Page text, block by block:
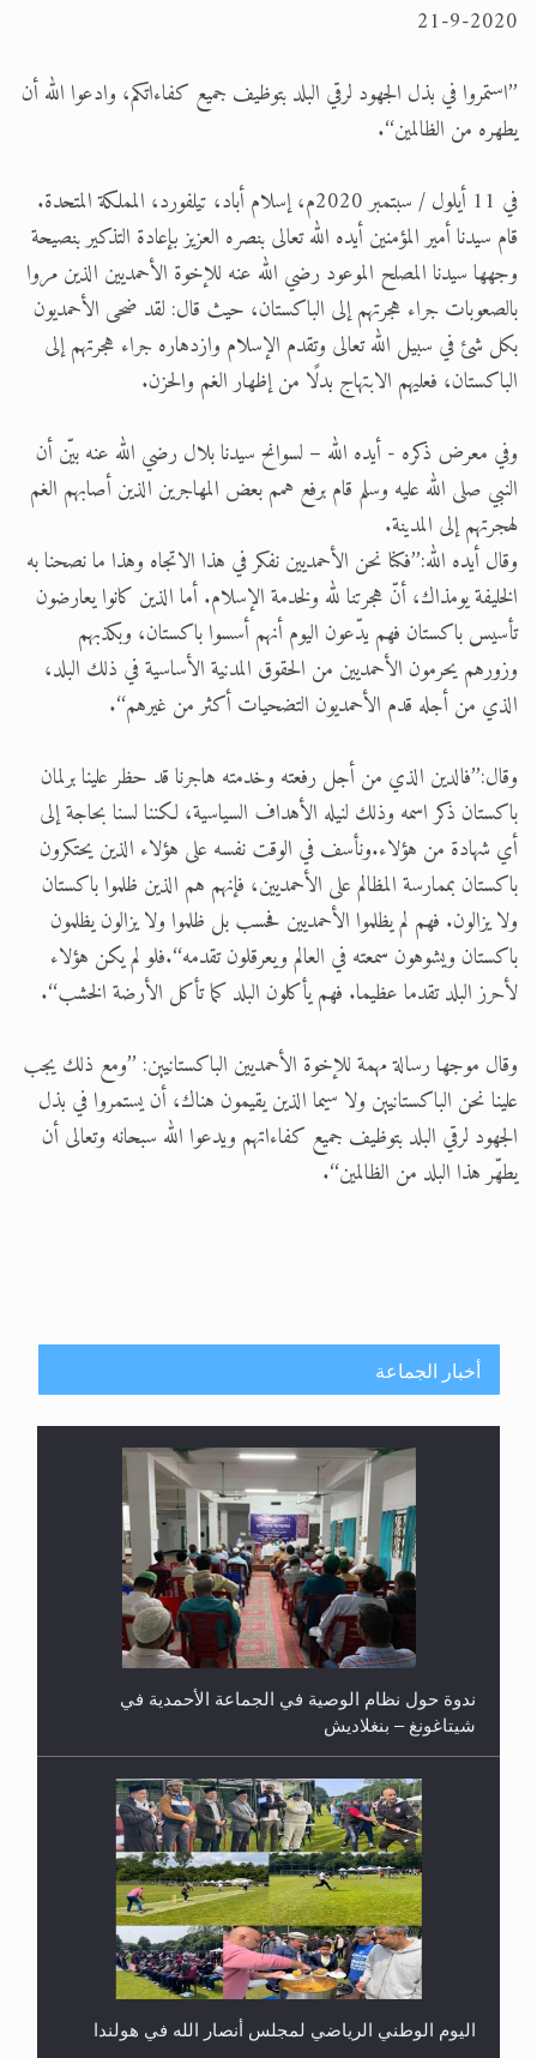
تعميم هامّ لأفراد الجماعة >> المزيد
21-9-2020
’’استمروا في بذل الجهود لرقي البلد بتوظيف جميع كفاءاتكم، وادعوا الله أن
يطهره من الظالمين‘‘.
في 11 أيلول / سبتمبر 2020م، إسلام أباد، تيلفورد، المملكة المتحدة.
قام سيدنا أمير المؤمنين أيده الله تعالى بنصره العزيز بإعادة التذكير بنصيحة
وجهها سيدنا المصلح الموعود رضي الله عنه للإخوة الأحمديين الذين مروا
بالصعوبات جراء هجرتهم إلى الباكستان، حيث قال: لقد ضحى الأحمديون
بكل شئ في سبيل الله تعالى وتقدم الإسلام وازدهاره جراء هجرتهم إلى
الباكستان، فعليهم الابتهاج بدلًا من إظهار الغم والحزن.
وفي معرض ذكره - أيده الله – لسوانح سيدنا بلال رضي الله عنه بيّن أن
النبي صلى الله عليه وسلم قام برفع همم بعض المهاجرين الذين أصابهم الغم
لهجرتهم إلى المدينة.
وقال أيده الله:’’فكنا نحن الأحمديين نفكر في هذا الاتجاه وهذا ما نصحنا به
الخليفة يومذاك، أنّ هجرتنا لله ولخدمة الإسلام. أما الذين كانوا يعارضون
تأسيس باكستان فهم يدّعون اليوم أنهم أسسوا باكستان، وبكذبهم
وزورهم يحرمون الأحمديين من الحقوق المدنية الأساسية في ذلك البلد،
الذي من أجله قدم الأحمديون التضحيات أكثر من غيرهم‘‘.
وقال:’’فالدين الذي من أجل رفعته وخدمته هاجرنا قد حظر علينا برلمان
باكستان ذكر اسمه وذلك لنيله الأهداف السياسية، لكننا لسنا بحاجة إلى
أي شهادة من هؤلاء.ونأسف في الوقت نفسه على هؤلاء الذين يحتكرون
باكستان بممارسة المظالم على الأحمديين، فإنهم هم الذين ظلموا باكستان
ولا يزالون. فهم لم يظلموا الأحمديين فحسب بل ظلموا ولا يزالون يظلمون
باكستان ويشوهون سمعته في العالم ويعرقلون تقدمه‘‘.فلو لم يكن هؤلاء
لأحرز البلد تقدما عظيما. فهم يأكلون البلد كما تأكل الأرضة الخشب‘‘.
وقال موجها رسالة مهمة للإخوة الأحمديين الباكستانيين: ’’ومع ذلك يجب
علينا نحن الباكستانيين ولا سيما الذين يقيمون هناك، أن يستمروا في بذل
الجهود لرقي البلد بتوظيف جميع كفاءاتهم ويدعوا الله سبحانه وتعالى أن
يطهّر هذا البلد من الظالمين‘‘.
أخبار الجماعة
اليوم الوطني الرياضي لمجلس أنصار الله في هولندا
إتمام حفظ القرآن الكريم لثلاثة طلاب من مدرسة الحفظ
في غانا